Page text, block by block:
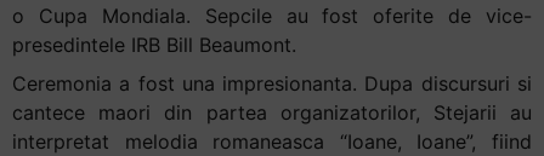
vă
să
navigați
o Cupa Mondiala. Sepcile au fost oferite de vice-
presedintele IRB Bill Beaumont.
Ceremonia a fost una impresionanta. Dupa discursuri si
cantece maori din partea organizatorilor, Stejarii au
interpretat melodia romaneasca “Ioane, Ioane”, fiind